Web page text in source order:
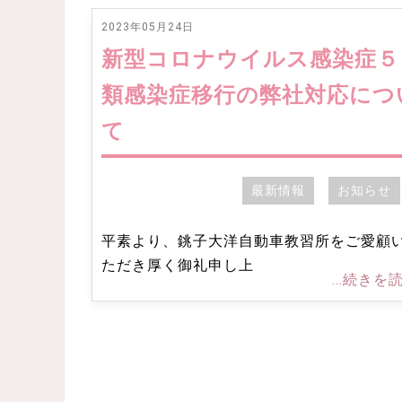
2023年05月24日
新型コロナウイルス感染症５
類感染症移行の弊社対応につ
て
最新情報 お知らせ
平素より、銚子大洋自動車教習所をご愛顧
ただき厚く御礼申し上
...続きを